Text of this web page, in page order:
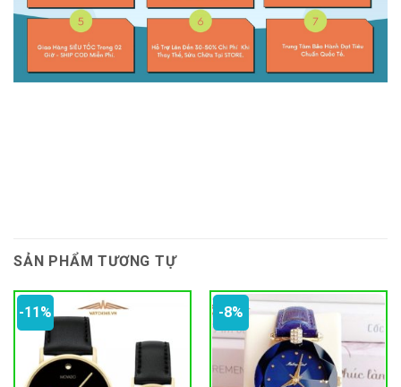
SẢN PHẨM TƯƠNG TỰ
-11% -8%